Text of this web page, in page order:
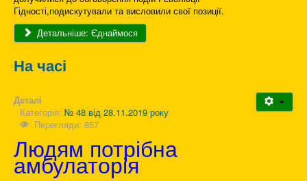
Гідності,подискутували та висловили свої позиції.
Детальніше: Єднаймося
На часі
Деталі
Категорія: № 48 від 28.11.2019 року
Перегляди: 857
Людям потрібна
амбулаторія